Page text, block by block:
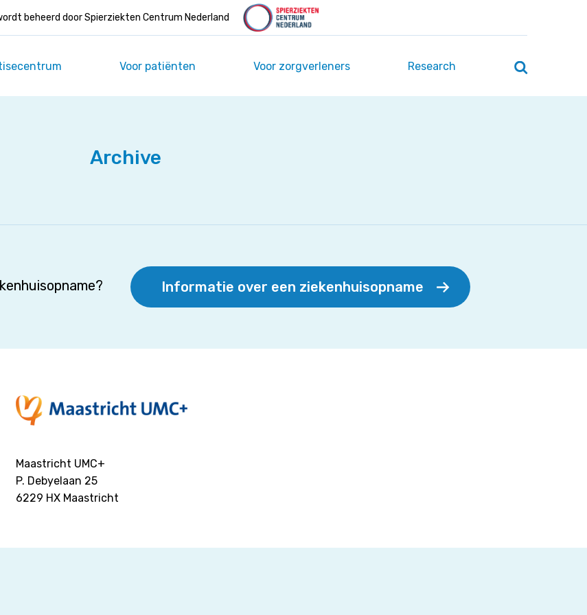
beheerd door Spierziekten Centrum Nederland
Voor patiënten Voor zorgverleners Research Zoeken
/
Archive
Informatie over een ziekenhuisopname
Maastricht UMC+
P. Debyelaan 25
6229 HX Maastricht